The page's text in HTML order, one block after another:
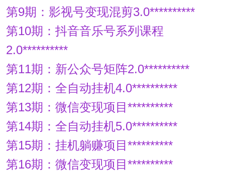
第9期：影视号变现混剪3.0**********
第10期：抖音音乐号系列课程
2.0**********
第11期：新公众号矩阵2.0**********
第12期：全自动挂机4.0**********
第13期：微信变现项目**********
第14期：全自动挂机5.0**********
第15期：挂机躺赚项目**********
第16期：微信变现项目**********